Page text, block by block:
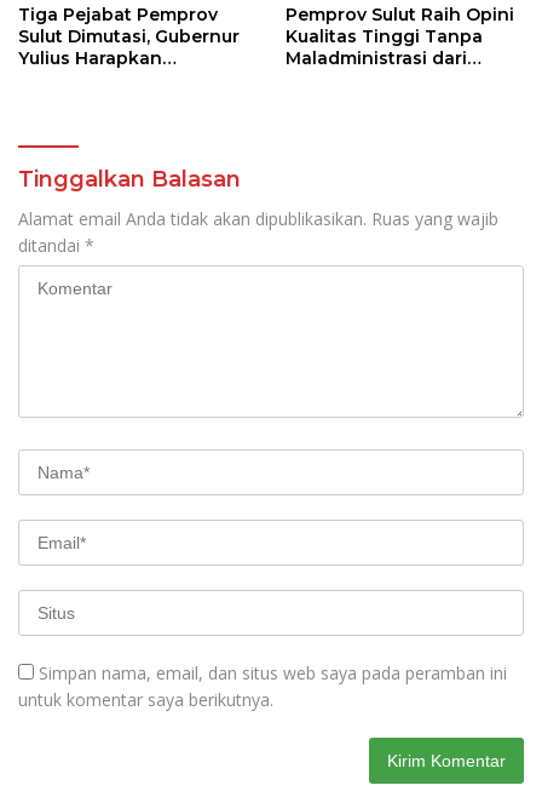
Tiga Pejabat Pemprov
Sulut Dimutasi, Gubernur
Yulius Harapkan
Pemprov Sulut Raih Opini
Kualitas Tinggi Tanpa
Maladministrasi dari
Tinggalkan Balasan
Alamat email Anda tidak akan dipublikasikan. Ruas yang wajib
ditandai *
Simpan nama, email, dan situs web saya pada peramban ini
untuk komentar saya berikutnya.